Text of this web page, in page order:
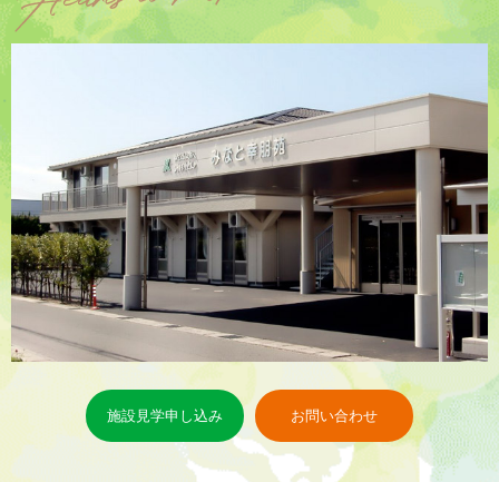
施設見学申し込み お問い合わせ